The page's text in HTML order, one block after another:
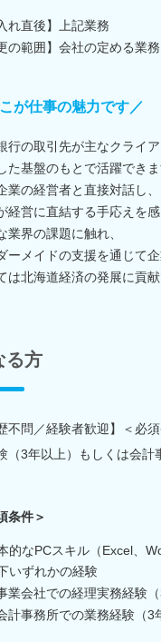
れ直後】上記業務
の範囲】会社の定める業務
が仕事の魅力です／
行の取引先が主なクライ
た基盤のもとで活躍でき
業の経営者と直接対話し、
経営に直結する手応えを
業界の課題に触れ、
ーメイドの支援を通じて
は北海道経済の発展に貢
る方
不問／経験者歓迎】＜必
（3年以上）もしくは会計
条件＞
的なPCスキル（Excel、
いずれかの経験
会社での経理実務経験（
事務所での業務経験（3